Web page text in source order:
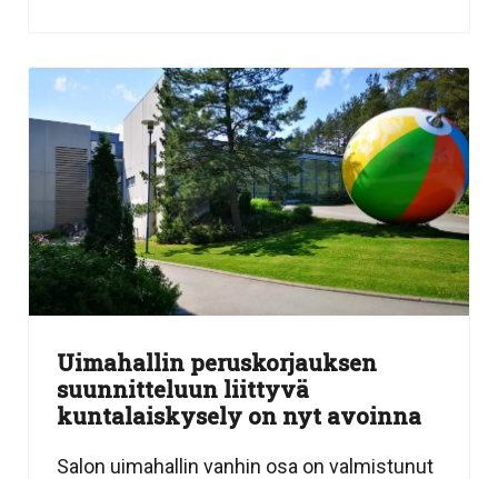
Uimahallin peruskorjauksen
suunnitteluun liittyvä
kuntalaiskysely on nyt avoinna
Salon uimahallin vanhin osa on valmistunut